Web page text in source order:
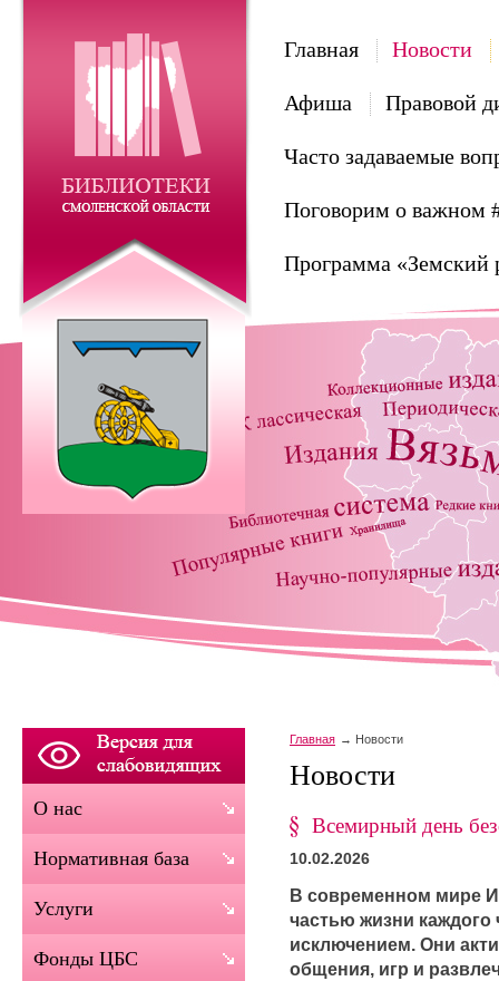
Главная Новости
Афиша Правовой
Часто задаваемые
Поговорим о важном
Программа «Земский
Главная Новости
Новости
Всемирный день
10.02.2026
В современном мире
частью жизни каждого
исключением. Они
общения, игр и
О нас
Нормативная база
Услуги
Фонды ЦБС